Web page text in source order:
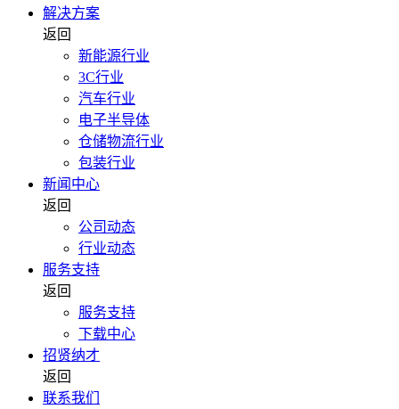
解决方案
返回
新能源行业
3C行业
汽车行业
电子半导体
仓储物流行业
包装行业
新闻中心
返回
公司动态
行业动态
服务支持
返回
服务支持
下载中心
招贤纳才
返回
联系我们